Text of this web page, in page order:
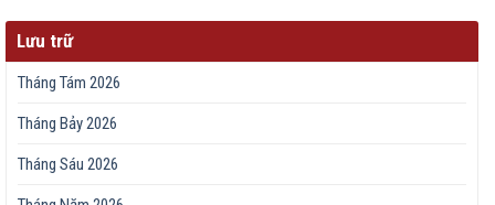
Lưu trữ
Tháng Tám 2026
Tháng Bảy 2026
Tháng Sáu 2026